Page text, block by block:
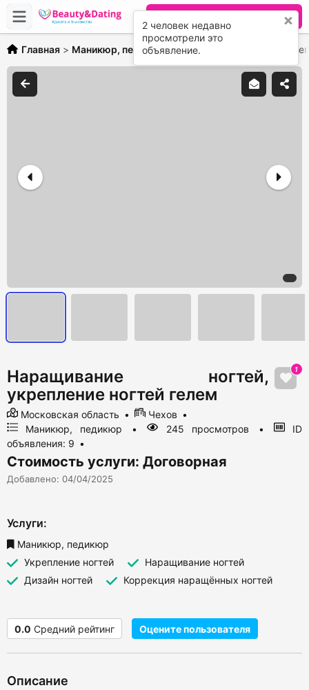
Разместить объявление
Главная > Маникюр, педикюр >Наращивание ногтей,
Наращивание ногтей,
укрепление ногтей гелем
Московская область
Чехов
Маникюр, педикюр
245 просмотров
ID
объявления: 9
Стоимость услуги: Договорная
Добавлено: 04/04/2025
1
Услуги:
Маникюр, педикюр
Укрепление ногтей
Наращивание ногтей
Дизайн ногтей
Коррекция наращённых ногтей
0.0 Средний рейтинг Оцените пользователя
Описание
2 человек недавно
просмотрели это
объявление.